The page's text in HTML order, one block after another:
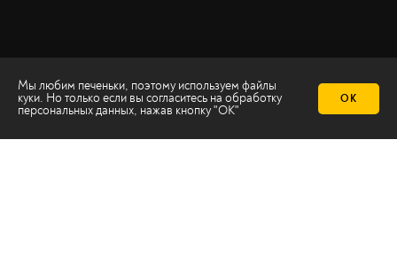
Мы любим печеньки, поэтому используем файлы
куки. Но только если вы согласитесь на обработку
персональных данных, нажав кнопку "ОК"
ОК